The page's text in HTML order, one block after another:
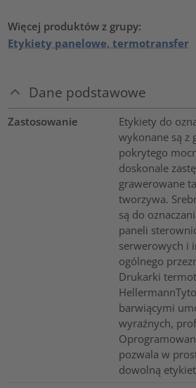
Więcej produktów z grupy:
Etykiety panelowe, termotransfer
Dane podstawowe
Zastosowanie
Etykiety do
wykonane są z
pokrytego
doskonale
grawerowane
tworzywa.
są do
paneli
serwerowych i
ogólnego
Drukarki
barwiącymi
wyraźnych,
pozwala w
dowolną